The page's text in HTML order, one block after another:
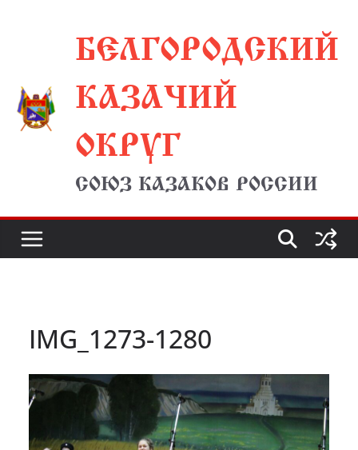
содержимомуБЕЛГОРОДСКИЙ
КАЗАЧИЙ
ОКРУГ
СОЮЗ КАЗАКОВ РОССИИ
IMG_1273-1280